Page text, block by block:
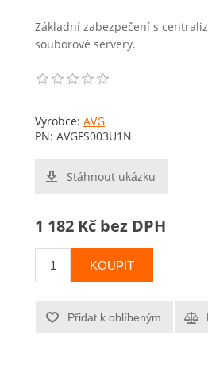
Základní zabezpečení s
souborové servery.
Výrobce: AVG
PN: AVGFS003U1N
Stáhnout ukázku
1 182 Kč bez DPH
KOUPIT
Přidat k oblíbeným